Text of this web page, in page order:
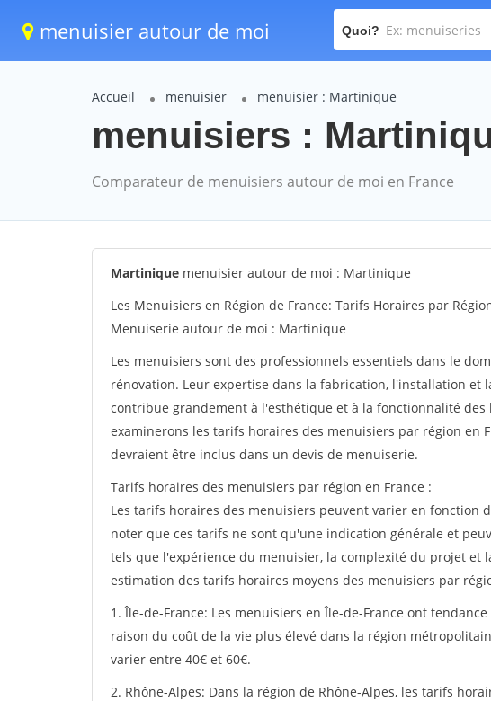
menuisier autour de moi Quoi?
Accueil menuisier menuisier : Martinique
menuisiers :
Comparateur de menuisiers autour de moi en France
Martinique menuisier autour de moi : Martinique
Les Menuisiers en Région de France: Tarifs Horaires par
Menuiserie autour de moi : Martinique
Les menuisiers sont des professionnels essentiels dans le
rénovation. Leur expertise dans la fabrication, l'installation et
contribue grandement à l'esthétique et à la fonctionnalité des
examinerons les tarifs horaires des menuisiers par région en
devraient être inclus dans un devis de menuiserie.
Tarifs horaires des menuisiers par région en France :
Les tarifs horaires des menuisiers peuvent varier en fonction
noter que ces tarifs ne sont qu'une indication générale et
tels que l'expérience du menuisier, la complexité du projet et
estimation des tarifs horaires moyens des menuisiers par
1. Île-de-France: Les menuisiers en Île-de-France ont
raison du coût de la vie plus élevé dans la région
varier entre 40€ et 60€.
2. Rhône-Alpes: Dans la région de Rhône-Alpes, les tarifs